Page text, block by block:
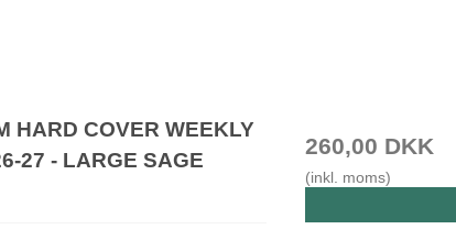
HARD COVER WEEKLY
27 - LARGE SAGE
260,00 DKK
(inkl. moms)